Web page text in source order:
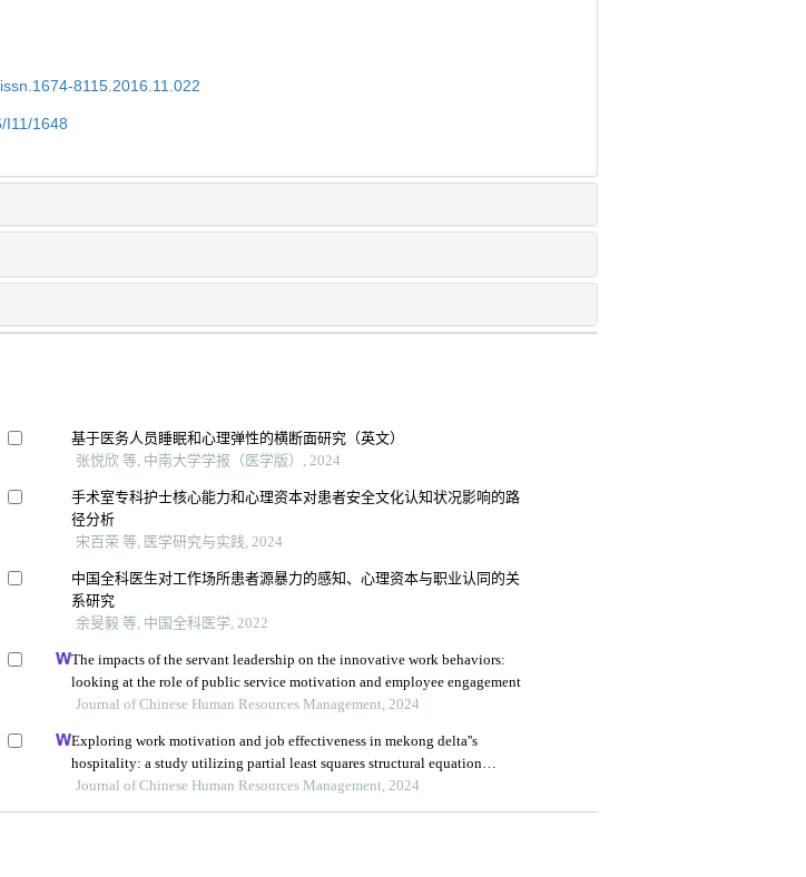
8115.2016.11.022
I11/1648
基于医务人员睡眠和心理弹性的横断面研究（英文）
张悦欣 等, 中南大学学报（医学版）, 2024
手术室专科护士核心能力和心理资本对患者安全文化认知状况影响的路
径分析
宋百荣 等, 医学研究与实践, 2024
中国全科医生对工作场所患者源暴力的感知、心理资本与职业认同的关
系研究
余旻毅 等, 中国全科医学, 2022
The impacts of the servant leadership on the innovative work behaviors:
looking at the role of public service motivation and employee engagement
Journal of Chinese Human Resources Management, 2024
Exploring work motivation and job effectiveness in mekong delta''s
hospitality: a study utilizing partial least squares structural equation
modeling
Journal of Chinese Human Resources Management, 2024